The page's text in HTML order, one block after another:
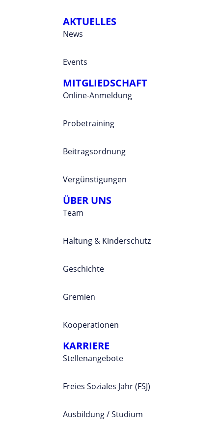
AKTUELLES
News
Events
MITGLIEDSCHAFT
Online-Anmeldung
Probetraining
Beitragsordnung
Vergünstigungen
ÜBER UNS
Team
Haltung & Kinderschutz
Geschichte
Gremien
Kooperationen
KARRIERE
Stellenangebote
Freies Soziales Jahr (FSJ)
Ausbildung / Studium